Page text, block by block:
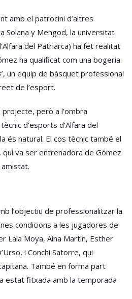
amb el patrocini d’altres
Solana y Mengod, la universitat
del Patriarca) ha fet realitat
ha qualificat com una bogeria:
un equip de bàsquet professional
de l’esport.
però a l’ombra
d’esports d’Alfara del
és natural. El cos tècnic també el
qui va ser entrenadora de Gómez
l’objectiu de professionalitzar la
condicions a les jugadores de
Laia Moya, Aina Martín, Esther
i Conchi Satorre, qui
També en forma part
estat fitxada amb la temporada